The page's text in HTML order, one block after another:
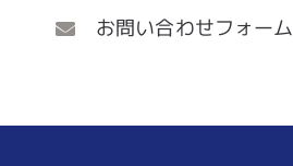
お問い合わせフォーム